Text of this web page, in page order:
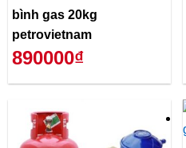
bình gas 20kg
petrovietnam
890000₫